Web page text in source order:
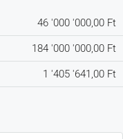
46 '000 '000,00 Ft
184 '000 '000,00 Ft
1 '405 '641,00 Ft